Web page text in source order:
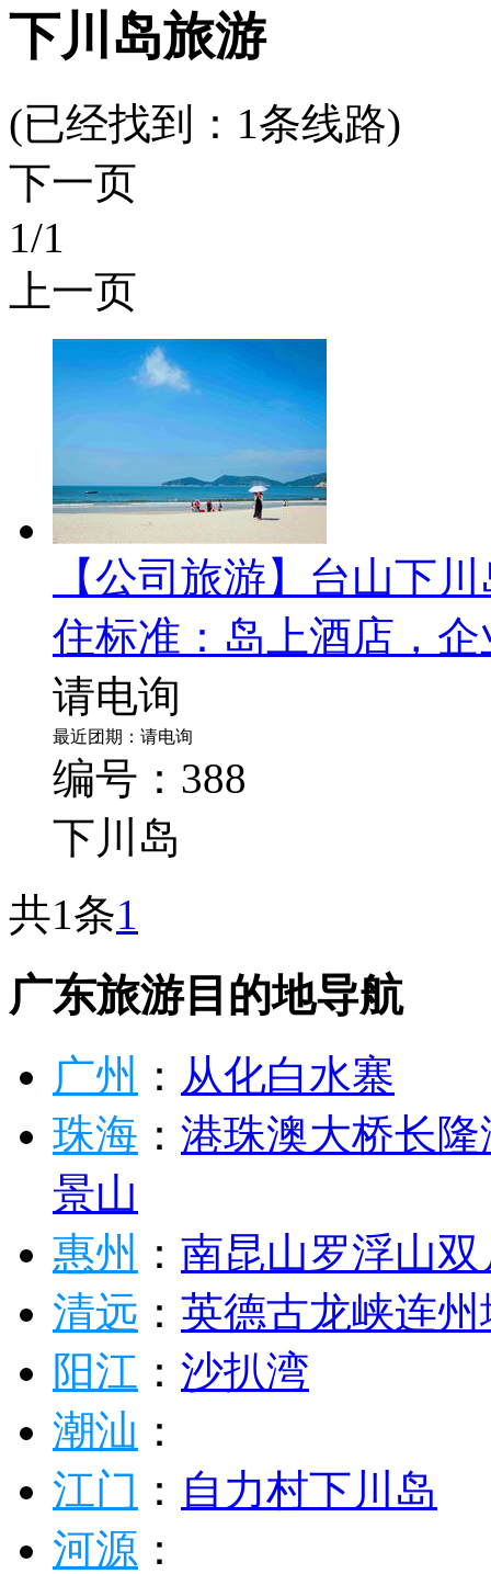
下川岛旅游
(已经找到： 1条线路)
下一页
1/1
上一页
【公司旅游】台山下
住标准：岛上酒店，
请电询
最近团期：请电询
编号：388
下川岛
共1条1
广东旅游目的地导航
广州 ： 从化白水寨
珠海 ： 港珠澳大桥长隆
景山
惠州 ： 南昆山罗浮山双
清远 ： 英德古龙峡连
阳江 ： 沙扒湾
潮汕 ：
江门 ： 自力村下川岛
河源 ：